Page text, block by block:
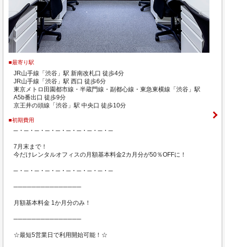
■最寄り駅
JR山手線「渋谷」駅 新南改札口 徒歩4分
JR山手線「渋谷」駅 西口 徒歩6分
東京メトロ田園都市線・半蔵門線・副都心線・東急東横線「渋谷」駅
A5b番出口 徒歩9分
京王井の頭線「渋谷」駅 中央口 徒歩10分
■初期費用
─・─・─・─・─・─・─・─・─・─
7月末まで！
今だけレンタルオフィスの月額基本料金2カ月分が50％OFFに！
─・─・─・─・─・─・─・─・─・─
───────────────
月額基本料金 1か月分のみ！
───────────────
☆最短5営業日で利用開始可能！☆